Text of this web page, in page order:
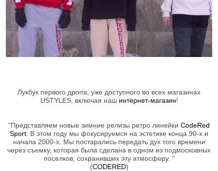
Лукбук первого дропа, уже доступного во всех магазинах
USTYLES, включая наш интернет-магазин!
"Представляем новые зимние релизы ретро линейки CodeRed
Sport . В этом году мы фокусируемся на эстетике конца 90-х и
начала 2000-х. Мы постарались передать дух того времени
через съемку, которая была сделана в одном из подмосковных
поселков, сохранивших эту атмосферу. "
(CODERED)